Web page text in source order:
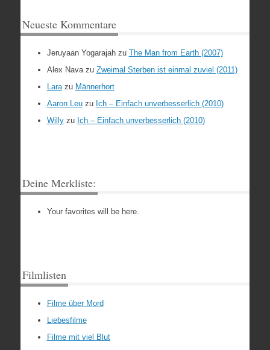
Neueste Kommentare
Jeruyaan Yogarajahzu The Man from Earth (2007)
Alex Navazu Zweimal Sterben ist einmal zuviel (2011)
Larazu Männerhort
Aaron Leuzu Ich – Einfach unverbesserlich (2010)
Willyzu Ich – Einfach unverbesserlich (2010)
Deine Merkliste:
Your favorites will be here.
Filmlisten
Filme über Mord
Liebesfilme
Filme mit viel Blut